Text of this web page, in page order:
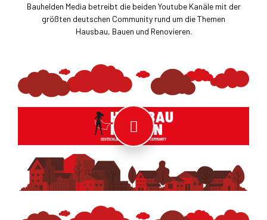
Bauhelden Media betreibt die beiden Youtube Kanäle mit der
größten deutschen Community rund um die Themen
Hausbau, Bauen und Renovieren.